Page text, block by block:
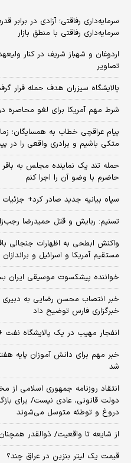
سرمایه‌داری رفاقتی؛ آزادی در برابر
سرمایه‌داری رفاقتی با منطق بازار
اردوغان و شهباز شریف در کنار
تصاویر
پالایشگاه سیزران هدف حمله قرار
شرط مهم آمریکا برای لغو محاصره
پیام عراقچی خطاب به همسایگان؛
متکی باشیم و برادری واقعی را در
حمله تند یک نماینده مجلس به
حاضرم با وضو آن را اجرا کنم
سپاه بیانیه جدید صادر کرد+ جزئیات
تسنیم: ربایش و قتل حمیدرضا
واکنش ابطحی به اظهارات جنجالی
مستقیم آمریکا و اسرائیل و
خواننده پیشکسوت موسیقی ایران
خبر انتصاب محسن رضایی به
خبرگزاری فارس توضیح داد
انفجار مهیب در یک پالایشگاه نفت
خبر مهم برای دانش آموزان پایه
شد
انتقاد روزنامه جمهوری اسلامی
دولت قانونی، عادی نیست/ برای
دروغ و توطئه متوسل می‌شوند
از شایعه تا واقعیت/ ذوالقدر
قیمت یک لیتر بنزین در عراق چند؟